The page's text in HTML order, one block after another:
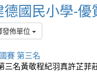
國民小學-優
發佈單位
賽 第三名
名黃敬程紀羽真許芷